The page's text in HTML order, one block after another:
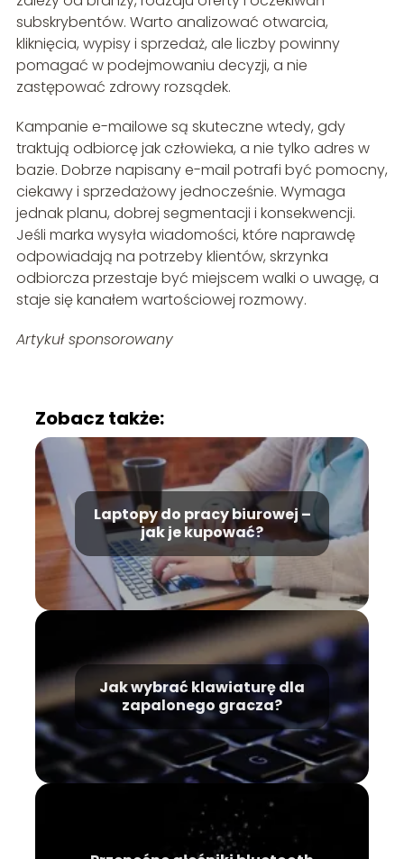
subskrybentów. Warto analizować otwarcia,
kliknięcia, wypisy i sprzedaż, ale liczby powinny
pomagać w podejmowaniu decyzji, a nie
zastępować zdrowy rozsądek.
Kampanie e-mailowe są skuteczne wtedy, gdy
traktują odbiorcę jak człowieka, a nie tylko adres w
bazie. Dobrze napisany e-mail potrafi być pomocny,
ciekawy i sprzedażowy jednocześnie. Wymaga
jednak planu, dobrej segmentacji i konsekwencji.
Jeśli marka wysyła wiadomości, które naprawdę
odpowiadają na potrzeby klientów, skrzynka
odbiorcza przestaje być miejscem walki o uwagę, a
staje się kanałem wartościowej rozmowy.
Artykuł sponsorowany
Zobacz także:
Laptopy do pracy biurowej –
jak je kupować?
Jak wybrać klawiaturę dla
zapalonego gracza?